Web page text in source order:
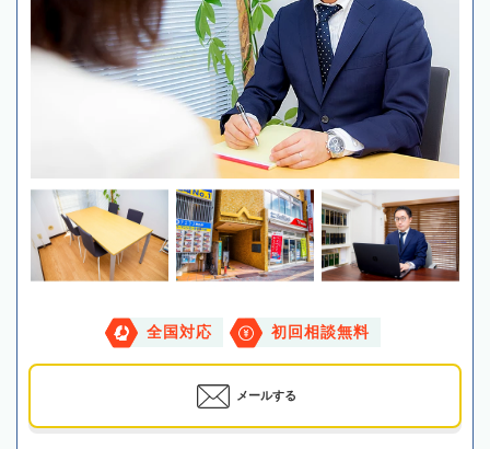
全国対応 初回相談無料
メールする